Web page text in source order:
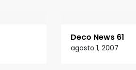
Deco News 61
agosto 1, 2007